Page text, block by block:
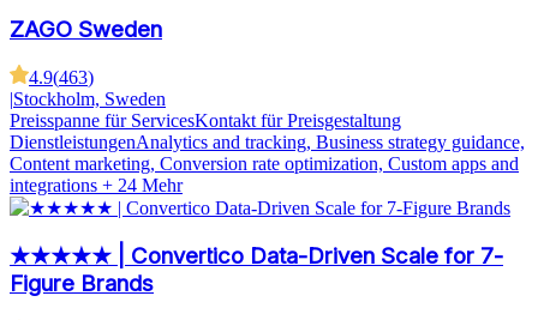
ZAGO Sweden
4.9(463)
|Stockholm, Sweden
Preisspanne für ServicesKontakt für Preisgestaltung
DienstleistungenAnalytics and tracking, Business strategy guidance,
Content marketing, Conversion rate optimization, Custom apps and
integrations + 24 Mehr
★★★★★ | Convertico Data-Driven Scale for 7-
Figure Brands